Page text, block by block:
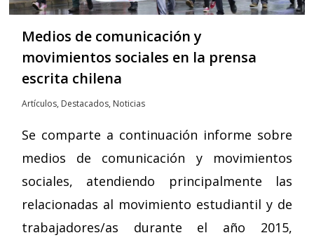
Medios de comunicación y
movimientos sociales en la prensa
escrita chilena
Artículos, Destacados, Noticias
Se comparte a continuación informe sobre
medios de comunicación y movimientos
sociales, atendiendo principalmente las
relacionadas al movimiento estudiantil y de
trabajadores/as durante el año 2015,